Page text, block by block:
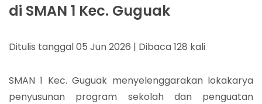
di SMAN 1 Kec. Guguak
Ditulis tanggal 05 Jun 2026 | Dibaca 128 kali
SMAN 1 Kec. Guguak menyelenggarakan lokakarya
penyusunan program sekolah dan penguatan